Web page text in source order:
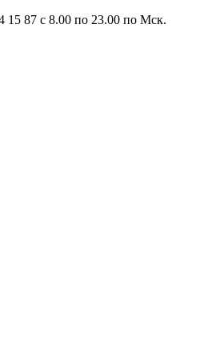
15 87 c 8.00 по 23.00 по Мcк.